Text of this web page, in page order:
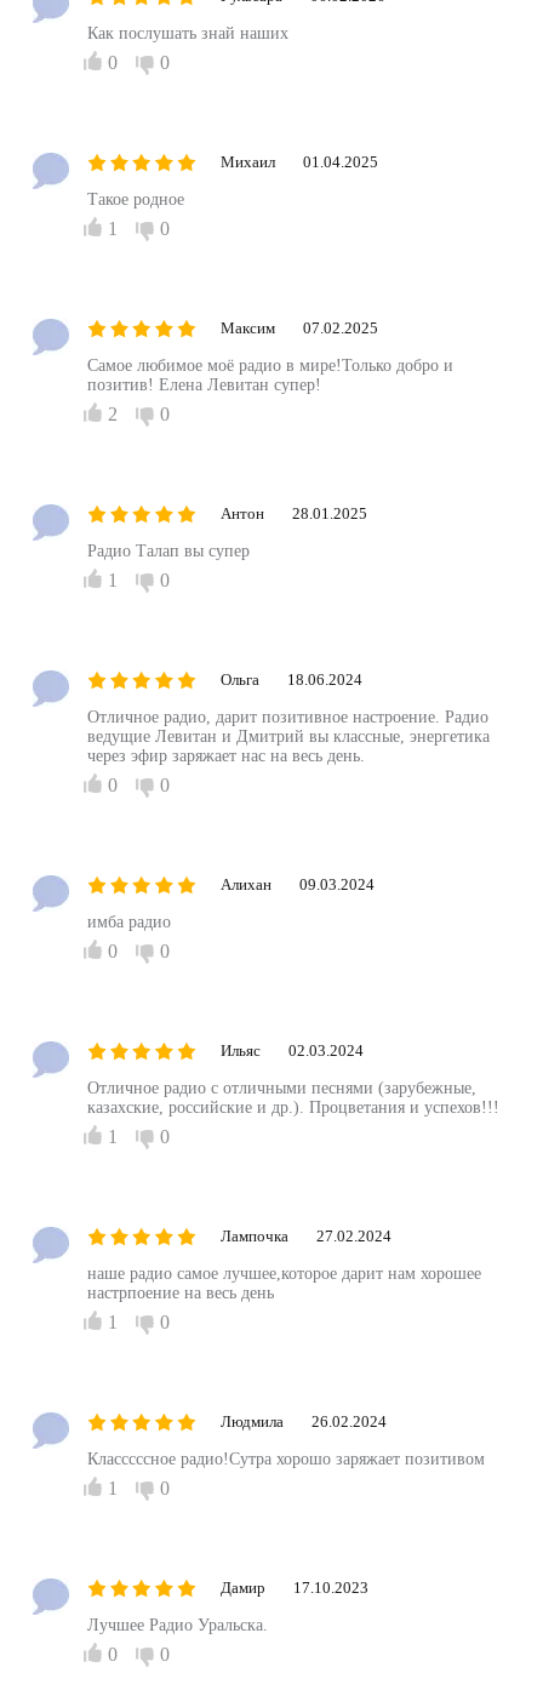
Как послушать знай наших
0 0
Михаил 01.04.2025
Такое родное
1 0
Максим 07.02.2025
Самое любимое моё радио в мире!Только добро и
позитив! Елена Левитан супер!
2 0
Антон 28.01.2025
Радио Талап вы супер
1 0
Ольга 18.06.2024
Отличное радио, дарит позитивное настроение. Радио
ведущие Левитан и Дмитрий вы классные, энергетика
через эфир заряжает нас на весь день.
0 0
Алихан 09.03.2024
имба радио
0 0
Ильяс 02.03.2024
Отличное радио с отличными песнями (зарубежные,
казахские, российские и др.). Процветания и успехов!!!
1 0
Лампочка 27.02.2024
наше радио самое лучшее,которое дарит нам хорошее
настрпоение на весь день
1 0
Людмила 26.02.2024
Класссссное радио!Сутра хорошо заряжает позитивом
1 0
Дамир 17.10.2023
Лучшее Радио Уральска.
0 0